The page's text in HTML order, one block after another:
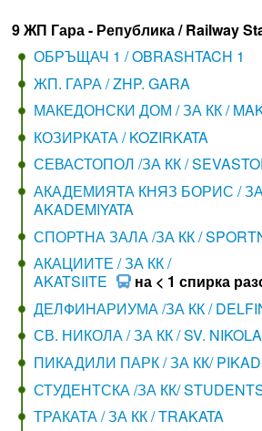
9 ЖП Гара - Република / Railway
ОБРЪЩАЧ 1 / OBRASHTACH 1
ЖП. ГАРА / ZHP. GARA
МАКЕДОНСКИ ДОМ / ЗА КК /
КОЗИРКАТА / KOZIRKATA
СЕВАСТОПОЛ /ЗА КК /
АКАДЕМИЯТА КНЯЗ БОРИС / ЗА
AKADEMIYATA
СПОРТНА ЗАЛА /ЗА КК /
АКАЦИИТЕ / ЗА КК /
AKATSIITE
на < 1 спирка
ДЕЛФИНАРИУМА /ЗА КК /
СВ. НИКОЛА / ЗА КК / SV. NIKOLA
ПИКАДИЛИ ПАРК / ЗА КК/
СТУДЕНТСКА /ЗА КК/
ТРАКАТА / ЗА КК / TRAKATA